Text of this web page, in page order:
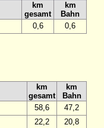
km
gesamt
km
Bahn
0,6 0,6
km
gesamt
km
Bahn
58,6
47,2
22,2
20,8